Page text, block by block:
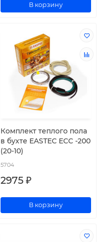
В корзину
Комплект теплого пола
в бухте EASTEC ECC -200
(20-10)
5704
2975 ₽
В корзину